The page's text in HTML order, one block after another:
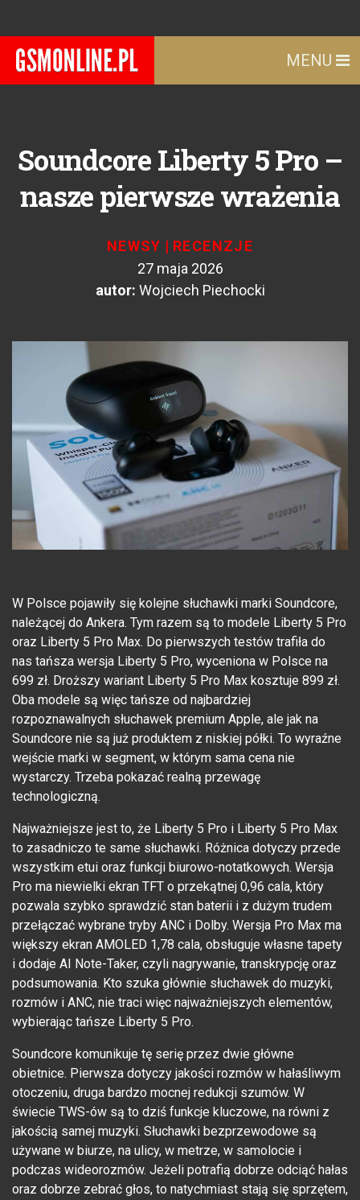
MENU
Soundcore Liberty 5 Pro –
nasze pierwsze wrażenia
NEWSY | RECENZJE
27 maja 2026
autor: Wojciech Piechocki
W Polsce pojawiły się kolejne słuchawki marki Soundcore,
należącej do Ankera. Tym razem są to modele Liberty 5 Pro
oraz Liberty 5 Pro Max. Do pierwszych testów trafiła do
nas tańsza wersja Liberty 5 Pro, wyceniona w Polsce na
699 zł. Droższy wariant Liberty 5 Pro Max kosztuje 899 zł.
Oba modele są więc tańsze od najbardziej
rozpoznawalnych słuchawek premium Apple, ale jak na
Soundcore nie są już produktem z niskiej półki. To wyraźne
wejście marki w segment, w którym sama cena nie
wystarczy. Trzeba pokazać realną przewagę
technologiczną.
Najważniejsze jest to, że Liberty 5 Pro i Liberty 5 Pro Max
to zasadniczo te same słuchawki. Różnica dotyczy przede
wszystkim etui oraz funkcji biurowo-notatkowych. Wersja
Pro ma niewielki ekran TFT o przekątnej 0,96 cala, który
pozwala szybko sprawdzić stan baterii i z dużym trudem
przełączać wybrane tryby ANC i Dolby. Wersja Pro Max ma
większy ekran AMOLED 1,78 cala, obsługuje własne tapety
i dodaje AI Note-Taker, czyli nagrywanie, transkrypcję oraz
podsumowania. Kto szuka głównie słuchawek do muzyki,
rozmów i ANC, nie traci więc najważniejszych elementów,
wybierając tańsze Liberty 5 Pro.
Soundcore komunikuje tę serię przez dwie główne
obietnice. Pierwsza dotyczy jakości rozmów w hałaśliwym
otoczeniu, druga bardzo mocnej redukcji szumów. W
świecie TWS-ów są to dziś funkcje kluczowe, na równi z
jakością samej muzyki. Słuchawki bezprzewodowe są
używane w biurze, na ulicy, w metrze, w samolocie i
podczas wideorozmów. Jeżeli potrafią dobrze odciąć hałas
oraz dobrze zebrać głos, to natychmiast stają się sprzętem,